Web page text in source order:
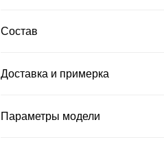
Состав
Доставка и примерка
Параметры модели